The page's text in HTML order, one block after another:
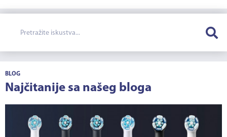
BLOG
Najčitanije sa našeg bloga